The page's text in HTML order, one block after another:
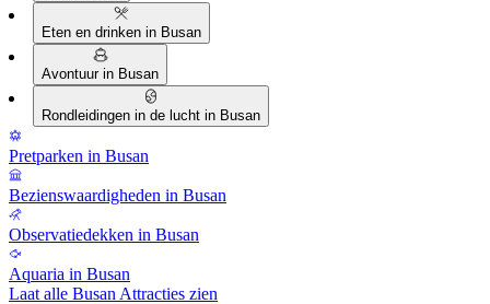
Eten en drinken in Busan
Avontuur in Busan
Rondleidingen in de lucht in Busan
Pretparken in Busan
Bezienswaardigheden in Busan
Observatiedekken in Busan
Aquaria in Busan
Laat alle Busan Attracties zien